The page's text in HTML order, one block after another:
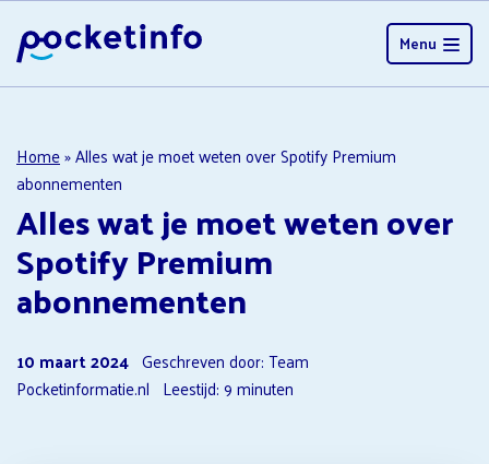
Menu
Home»Alles wat je moet weten over Spotify Premium
abonnementen
Alles wat je moet weten over
Spotify Premium
abonnementen
10 maart 2024 Geschreven door: Team
Pocketinformatie.nl Leestijd:9minuten